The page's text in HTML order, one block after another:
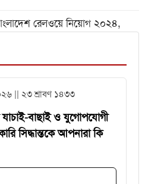
স্টেশনে মেঘনা ট্রেনের ইঞ্জিন
আড়াই ঘণ্টা আটকা ৮০০ যাত্রী
রেলওয়ে নিয়োগ ২০২৪,
জন্য সময় বাড়ল ২ দিন
|| ২৩ শ্রাবণ ১৪৩৩
যাচাই-বাছাই ও যুগোপযোগী
সিদ্ধান্তকে আপনারা কি